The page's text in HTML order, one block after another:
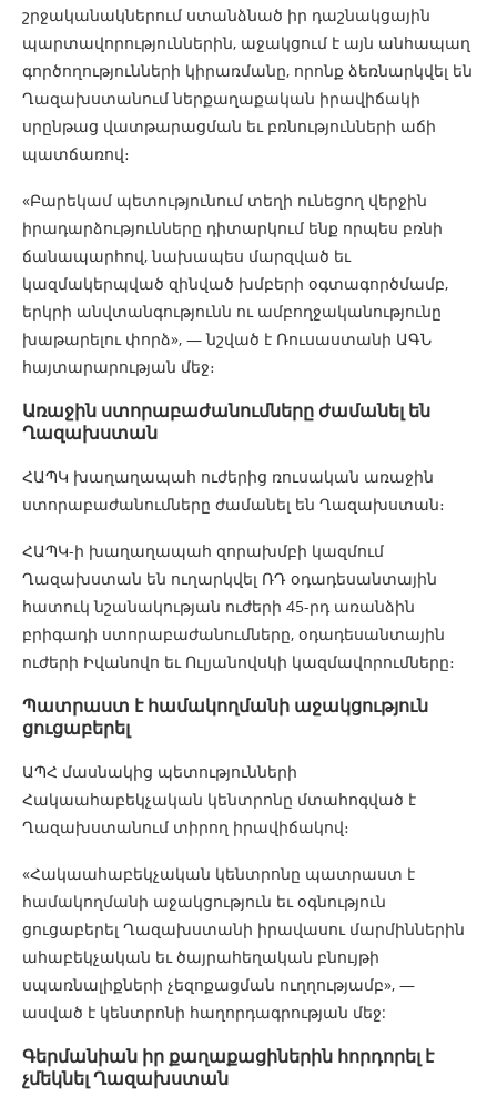
շրջականակներում ստանձնած իր դաշնակցային
պարտավորություններին, աջակցում է այն անհապաղ
գործողությունների կիրառմանը, որոնք ձեռնարկվել են
Ղազախստանում ներքաղաքական իրավիճակի
սրընթաց վատթարացման եւ բռնությունների աճի
պատճառով։
«Բարեկամ պետությունում տեղի ունեցող վերջին
իրադարձությունները դիտարկում ենք որպես բռնի
ճանապարհով, նախապես մարզված եւ
կազմակերպված զինված խմբերի օգտագործմամբ,
երկրի անվտանգությունն ու ամբողջականությունը
խաթարելու փորձ», — նշված է Ռուսաստանի ԱԳՆ
հայտարարության մեջ։
Առաջին ստորաբաժանումները ժամանել են
Ղազախստան
ՀԱՊԿ խաղաղապահ ուժերից ռուսական առաջին
ստորաբաժանումները ժամանել են Ղազախստան։
ՀԱՊԿ-ի խաղաղապահ զորախմբի կազմում
Ղազախստան են ուղարկվել ՌԴ օդադեսանտային
հատուկ նշանակության ուժերի 45-րդ առանձին
բրիգադի ստորաբաժանումները, օդադեսանտային
ուժերի Իվանովո եւ Ուլյանովսկի կազմավորումները։
Պատրաստ է համակողմանի աջակցություն
ցուցաբերել
ԱՊՀ մասնակից պետությունների
Հակաահաբեկչական կենտրոնը մտահոգված է
Ղազախստանում տիրող իրավիճակով։
«Հակաահաբեկչական կենտրոնը պատրաստ է
համակողմանի աջակցություն եւ օգնություն
ցուցաբերել Ղազախստանի իրավասու մարմիններին
ահաբեկչական եւ ծայրահեղական բնույթի
սպառնալիքների չեզոքացման ուղղությամբ», —
ասված է կենտրոնի հաղորդագրության մեջ:
Գերմանիան իր քաղաքացիներին հորդորել է
չմեկնել Ղազախստան